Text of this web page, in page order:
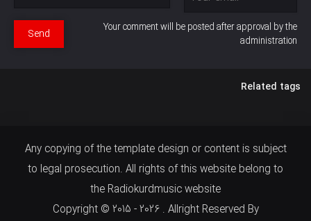
Your comment will be posted after approval by the
administration
Send
Related tags
Any copying of the template design or content is subject
to legal prosecution. All rights of this website belong to
the Radiokurdmusic website
Copyright © 2015 - 2026 . Allright Reserved By